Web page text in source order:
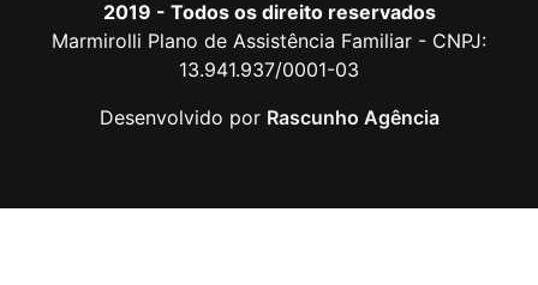
2019 - Todos os direito reservados
Marmirolli Plano de Assistência Familiar - CNPJ:
13.941.937/0001-03
Desenvolvido por Rascunho Agência